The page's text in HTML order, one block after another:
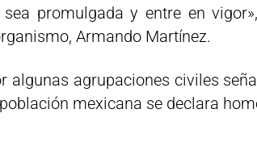
promulgada y entre en
Armando Martínez.
algunas agrupaciones civiles
mexicana se declara